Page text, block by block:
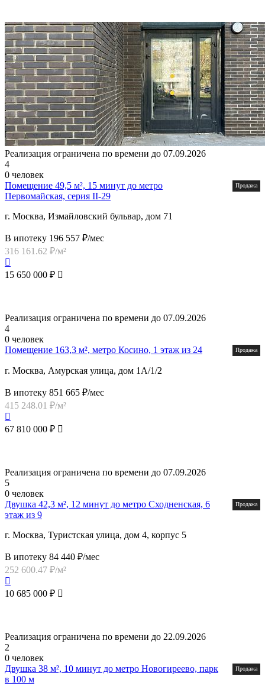
Реализация ограничена по времени до 07.09.2026
4
0 человек
Помещение 49,5 м², 15 минут до метро
Первомайская, серия II-29
Продажа
г. Москва, Измайловский бульвар, дом 71
В ипотеку 196 557 ₽/мес
316 161.62 ₽/м²
15 650 000 ₽
Реализация ограничена по времени до 07.09.2026
4
0 человек
Помещение 163,3 м², метро Косино, 1 этаж из 24
Продажа
г. Москва, Амурская улица, дом 1А/1/2
В ипотеку 851 665 ₽/мес
415 248.01 ₽/м²
67 810 000 ₽
Реализация ограничена по времени до 07.09.2026
5
0 человек
Двушка 42,3 м², 12 минут до метро Сходненская, 6
этаж из 9
Продажа
г. Москва, Туристская улица, дом 4, корпус 5
В ипотеку 84 440 ₽/мес
252 600.47 ₽/м²
10 685 000 ₽
Реализация ограничена по времени до 22.09.2026
2
0 человек
Двушка 38 м², 10 минут до метро Новогиреево, парк
в 100 м
Продажа